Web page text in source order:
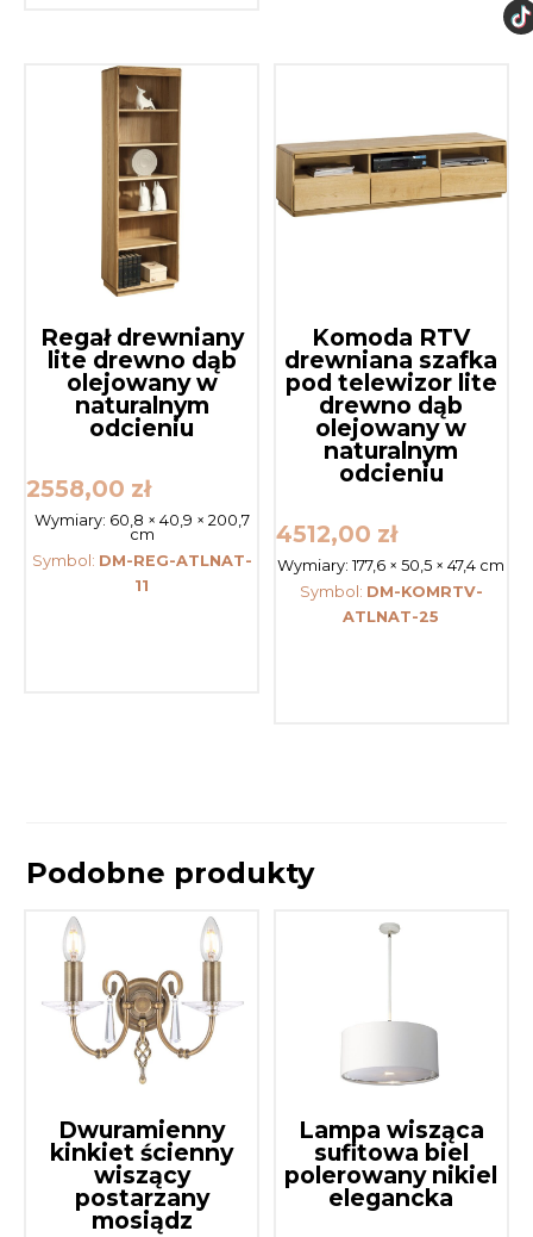
Regał drewniany
lite drewno dąb
olejowany w
naturalnym
odcieniu
2558,00 zł
Wymiary: 60,8 × 40,9 × 200,7
cm
Symbol: DM-REG-ATLNAT-
11
Komoda RTV
drewniana szafka
pod telewizor lite
drewno dąb
olejowany w
naturalnym
odcieniu
4512,00 zł
Wymiary:177,6 × 50,5 × 47,4 cm
Symbol: DM-KOMRTV-
ATLNAT-25
Podobne produkty
Dwuramienny
kinkiet ścienny
wiszący
postarzany
mosiądz
Lampa wisząca
sufitowa biel
polerowany nikiel
elegancka